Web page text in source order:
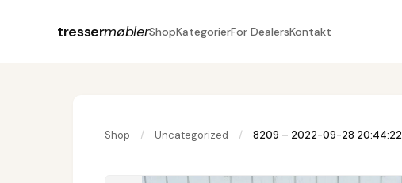
tressermøblerShopKategorierFor DealersKontakt
Shop / Uncategorized / 8209 – 2022-09-28 20:44:22